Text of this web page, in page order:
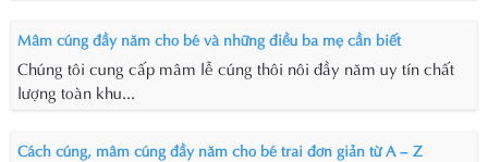
Mâm cúng đầy năm cho bé và những điều ba mẹ cần biết
Chúng tôi cung cấp mâm lễ cúng thôi nôi đầy năm uy tín chất
lượng toàn khu...
Cách cúng, mâm cúng đầy năm cho bé trai đơn giản từ A – Z